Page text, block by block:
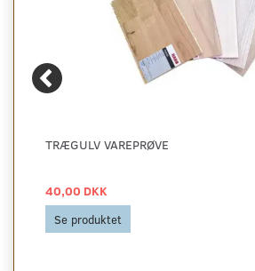
TRÆGULV VAREPRØVE
40,00 DKK
Se produktet